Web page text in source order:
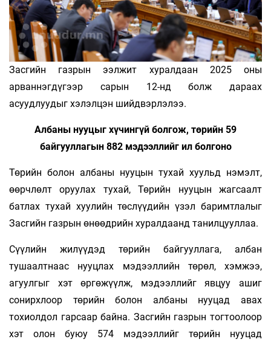
Засгийн газрын ээлжит хуралдаан 2025 оны
арваннэгдүгээр сарын 12-нд болж дараах
асуудлуудыг хэлэлцэн шийдвэрлэлээ.
Албаны нууцыг хүчингүй болгож, төрийн 59
байгууллагын 882 мэдээллийг ил болгоно
Төрийн болон албаны нууцын тухай хуульд нэмэлт,
өөрчлөлт оруулах тухай, Төрийн нууцын жагсаалт
батлах тухай хуулийн төслүүдийн үзэл баримтлалыг
Засгийн газрын өнөөдрийн хуралдаанд танилцууллаа.
Сүүлийн жилүүдэд төрийн байгууллага, албан
тушаалтнаас нууцлах мэдээллийн төрөл, хэмжээ,
агуулгыг хэт өргөжүүлж, мэдээллийг явцуу ашиг
сонирхлоор төрийн болон албаны нууцад авах
тохиолдол гарсаар байна. Засгийн газрын тогтоолоор
хэт олон буюу 574 мэдээллийг төрийн нууцад